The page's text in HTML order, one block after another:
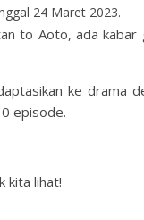
24 Maret 2023.
to Aoto, ada
ke drama
episode.
kita lihat!